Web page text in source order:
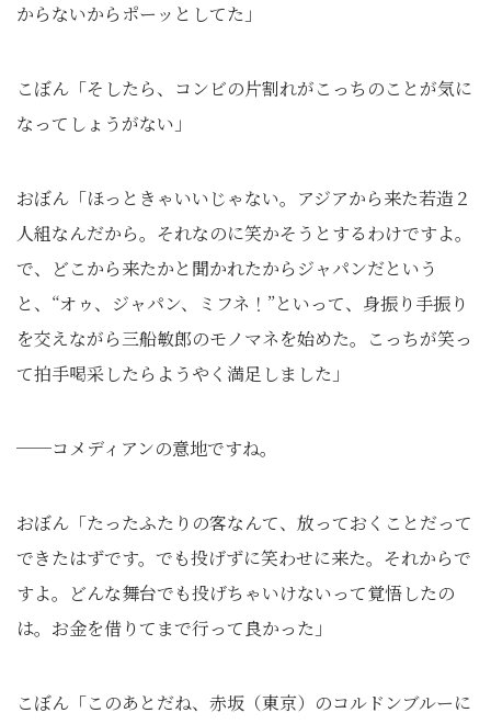
からないからポーッとしてた」
こぼん「そしたら、コンビの片割れがこっちのことが気に
なってしょうがない」
おぼん「ほっときゃいいじゃない。アジアから来た若造２
人組なんだから。それなのに笑かそうとするわけですよ。
で、どこから来たかと聞かれたからジャパンだという
と、“オゥ、ジャパン、ミフネ！”といって、身振り手振り
を交えながら三船敏郎のモノマネを始めた。こっちが笑っ
て拍手喝采したらようやく満足しました」
──コメディアンの意地ですね。
おぼん「たったふたりの客なんて、放っておくことだって
できたはずです。でも投げずに笑わせに来た。それからで
すよ。どんな舞台でも投げちゃいけないって覚悟したの
は。お金を借りてまで行って良かった」
こぼん「このあとだね、赤坂（東京）のコルドンブルーに